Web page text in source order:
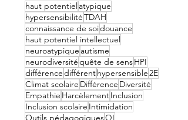
haut potentielatypique
hypersensibilitéTDAH
connaissance de soidouance
haut potentiel intellectuel
neuroatypique autisme
neurodiversitéquête de sensHPI
différencedifférenthypersensible2E
Climat scolaire Différence Diversité
Empathie HarcèlementInclusion
Inclusion scolaire Intimidation
Outils pédagogiquesQI